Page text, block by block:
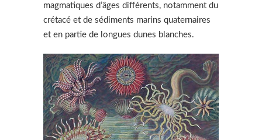
magmatiques d’âges différents, notamment du
crétacé et de sédiments marins quaternaires
et en partie de longues dunes blanches.